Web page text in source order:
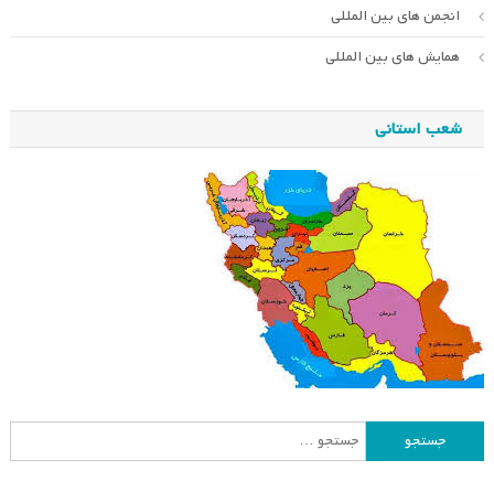
انجمن های بین المللی
همایش های بین المللی
شعب استانی
جستجو
برای: